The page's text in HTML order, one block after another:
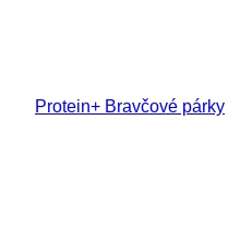
Protein+ Bravčové párky